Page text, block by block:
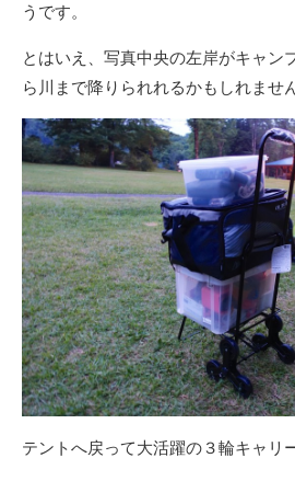
うです。
とはいえ、写真中央の左岸がキャン
ら川まで降りられれるかもしれませ
テントへ戻って大活躍の３輪キャリ